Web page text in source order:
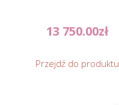
13 750.00zł
Przejdź do produktu